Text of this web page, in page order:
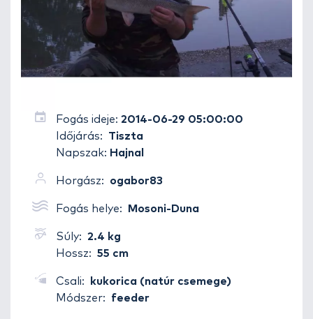
Fogás ideje: 2014-06-29 05:00:00
Időjárás:
Tiszta
Napszak: Hajnal
Horgász: ogabor83
Fogás helye: Mosoni-Duna
Súly: 2.4 kg
Hossz: 55 cm
Csali:
kukorica (natúr csemege)
Módszer:
feeder